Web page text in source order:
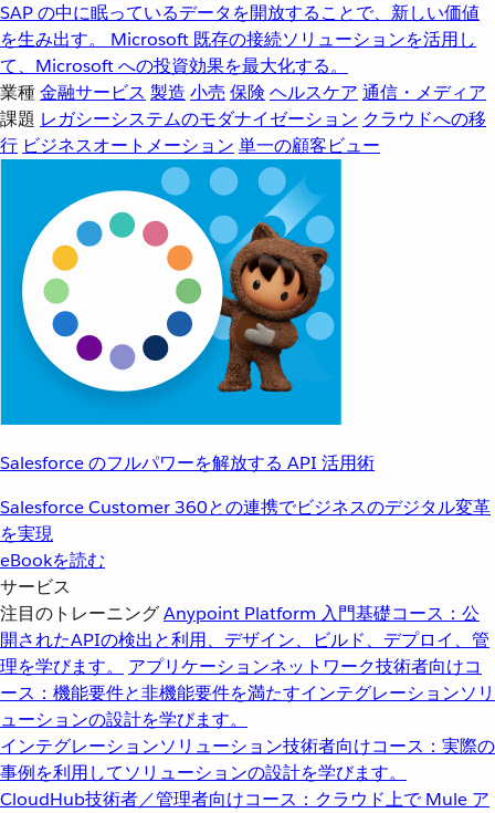
SAP の中に眠っているデータを開放することで、新しい価値
を生み出す。
Microsoft 既存の接続ソリューションを活用し
て、Microsoft への投資効果を最大化する。
業種金融サービス 製造 小売 保険 ヘルスケア 通信・メディア
課題 レガシーシステムのモダナイゼーション クラウドへの移
行 ビジネスオートメーション 単一の顧客ビュー
Salesforce のフルパワーを解放する API 活用術
Salesforce Customer 360との連携でビジネスのデジタル変革
を実現
eBookを読む
サービス
注目のトレーニングAnypoint Platform 入門基礎コース：公
開されたAPIの検出と利用、デザイン、ビルド、デプロイ、管
理を学びます。
アプリケーションネットワーク技術者向けコ
ース：機能要件と非機能要件を満たすインテグレーションソリ
ューションの設計を学びます。
インテグレーションソリューション技術者向けコース：実際の
事例を利用してソリューションの設計を学びます。
CloudHub技術者／管理者向けコース：クラウド上で Mule ア